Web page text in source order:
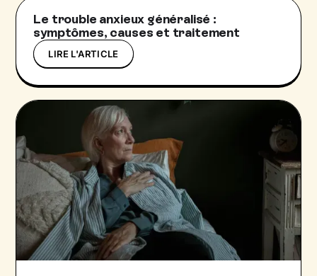
Le trouble anxieux généralisé :
symptômes, causes et traitement
LIRE L'ARTICLE